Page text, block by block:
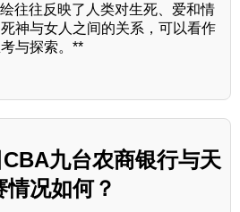
往往反映了人类对生死、爱和情
神与女人之间的关系，可以看作
与探索。**
九台农商银行与天
况如何？